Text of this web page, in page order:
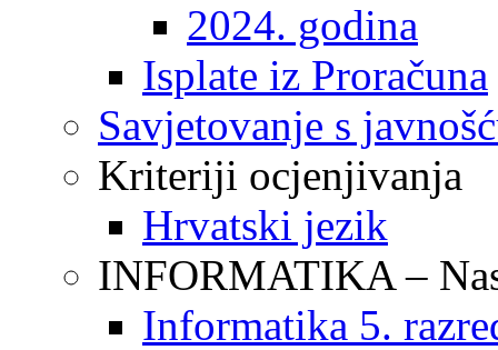
2024. godina
Isplate iz Proračuna
Savjetovanje s
Kriteriji ocjenjivanja
Hrvatski jezik
INFORMATIKA –
Informatika 5.